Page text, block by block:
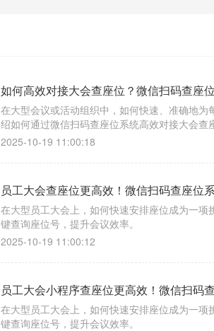
如何高效对接大会查座位？微信扫码查座
在大型会议或活动组织中，如何快速、准确地
绍如何通过微信扫码查座位系统高效对接大会查
2025-10-19 11:00:18
员工大会查座位更高效！微信扫码查座位
在大型员工大会上，如何快速安排座位成为一
键查询座位号，提升会议效率。
2025-10-19 11:00:12
员工大会小程序查座位更高效！微信扫码
在大型员工大会上，如何快速安排座位成为一
键查询座位号，提升会议效率。